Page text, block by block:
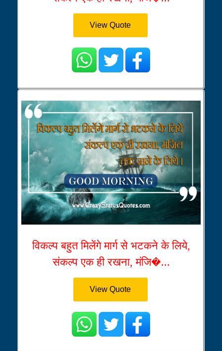
View Quote
विकल्प बहुत मिलेंगे मार्ग से भटकने के लिये,
संकल्प एक ही रखना, मंजि�...
View Quote